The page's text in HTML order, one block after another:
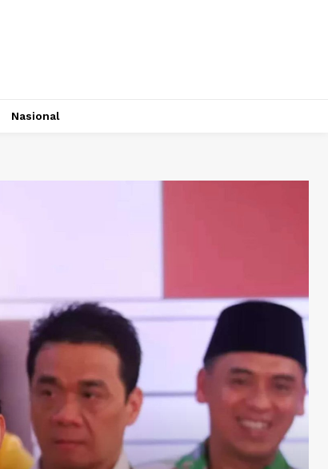
Nasional